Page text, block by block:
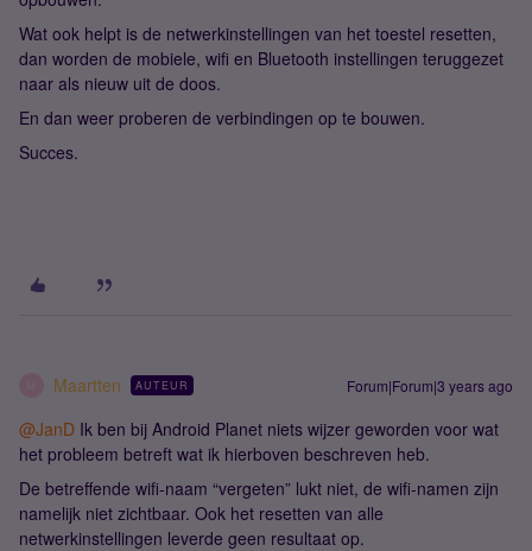
Wat ook helpt is de netwerkinstellingen van het toestel resetten,
dan worden de mobiele, wifi en Bluetooth instellingen teruggezet
naar als nieuw uit de doos.
En dan weer proberen de verbindingen op te bouwen.
Succes.
Maartten AUTEUR Forum|Forum|3 years ago
@JanD Ik ben bij Android Planet niets wijzer geworden voor wat
het probleem betreft wat ik hierboven beschreven heb.
De betreffende wifi-naam “vergeten” lukt niet, de wifi-namen zijn
namelijk niet zichtbaar. Ook het resetten van alle
netwerkinstellingen leverde geen resultaat op.